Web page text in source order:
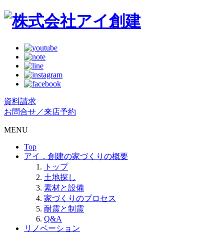
資料請求
お問合せ／来店予約
MENU
Top
アイ．創建の家づくりの概要
トップ
土地探し
素材と設備
家づくりのプロセス
耐震と制震
Q&A
リノベーション